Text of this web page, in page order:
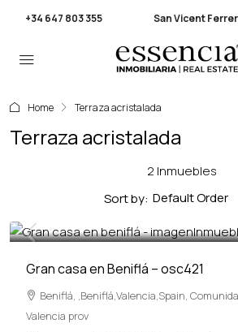
+34 647 803 355 San Vicent
Home Terraza acristalada
Terraza acristalada
2 Inmuebles
Sort by: Default Order
264,000€
Gran casa en Beniflá – osc421
Beniflá, ,Beniflá,Valencia,Spain,
Valencia prov